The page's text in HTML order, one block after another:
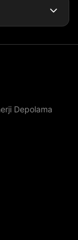
Depolama